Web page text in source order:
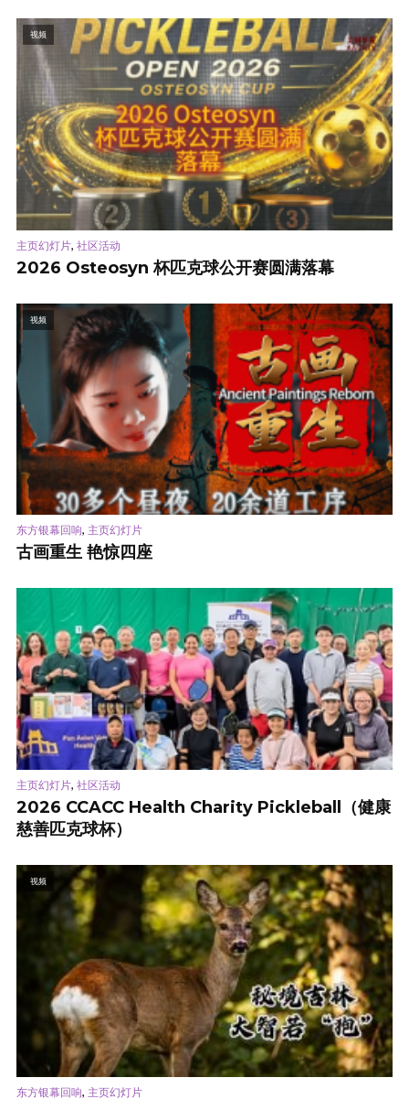
视频
主页幻灯片, 社区活动
2026 Osteosyn 杯匹克球公开赛圆满落幕
视频
东方银幕回响, 主页幻灯片
古画重生 艳惊四座
主页幻灯片, 社区活动
2026 CCACC Health Charity Pickleball（健康
慈善匹克球杯）
视频
东方银幕回响, 主页幻灯片